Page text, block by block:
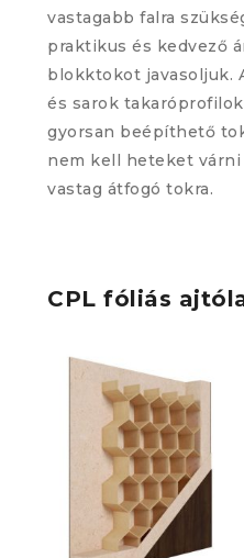
vastagabb falra
praktikus és kedvező
blokktokot javasoljuk.
és sarok
gyorsan beépíthető
nem kell heteket várni
vastag átfogó tokra.
CPL fóliás